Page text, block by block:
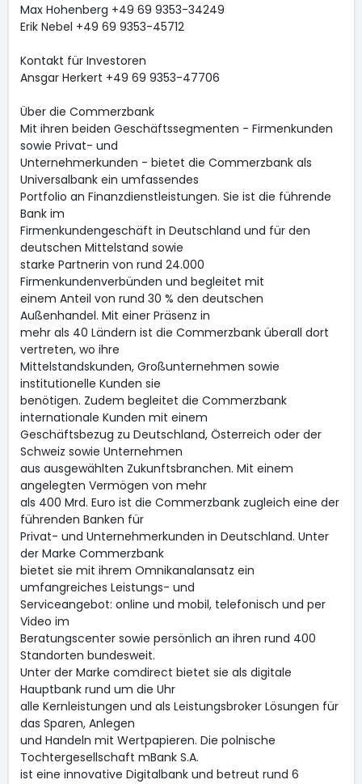
Max Hohenberg +49 69 9353-34249
Erik Nebel +49 69 9353-45712
Kontakt für Investoren
Ansgar Herkert +49 69 9353-47706
Über die Commerzbank
Mit ihren beiden Geschäftssegmenten - Firmenkunden
sowie Privat- und
Unternehmerkunden - bietet die Commerzbank als
Universalbank ein umfassendes
Portfolio an Finanzdienstleistungen. Sie ist die führende
Bank im
Firmenkundengeschäft in Deutschland und für den
deutschen Mittelstand sowie
starke Partnerin von rund 24.000
Firmenkundenverbünden und begleitet mit
einem Anteil von rund 30 % den deutschen
Außenhandel. Mit einer Präsenz in
mehr als 40 Ländern ist die Commerzbank überall dort
vertreten, wo ihre
Mittelstandskunden, Großunternehmen sowie
institutionelle Kunden sie
benötigen. Zudem begleitet die Commerzbank
internationale Kunden mit einem
Geschäftsbezug zu Deutschland, Österreich oder der
Schweiz sowie Unternehmen
aus ausgewählten Zukunftsbranchen. Mit einem
angelegten Vermögen von mehr
als 400 Mrd. Euro ist die Commerzbank zugleich eine der
führenden Banken für
Privat- und Unternehmerkunden in Deutschland. Unter
der Marke Commerzbank
bietet sie mit ihrem Omnikanalansatz ein
umfangreiches Leistungs- und
Serviceangebot: online und mobil, telefonisch und per
Video im
Beratungscenter sowie persönlich an ihren rund 400
Standorten bundesweit.
Unter der Marke comdirect bietet sie als digitale
Hauptbank rund um die Uhr
alle Kernleistungen und als Leistungsbroker Lösungen für
das Sparen, Anlegen
und Handeln mit Wertpapieren. Die polnische
Tochtergesellschaft mBank S.A.
ist eine innovative Digitalbank und betreut rund 6